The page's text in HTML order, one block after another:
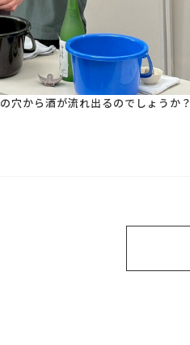
穴から酒が流れ出るのでしょうか？